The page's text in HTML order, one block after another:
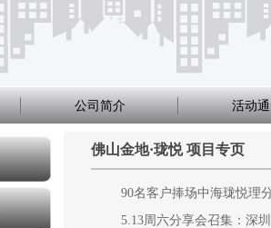
公司简介 活动
佛山金地·珑悦 项目专页
90名客户捧场中海珑悦理
5.13周六分享会召集：深